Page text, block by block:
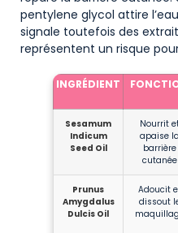
pentylene glycol attire
signale toutefois des
représentent un risque
INGRÉDIENT
Sesamum
Indicum
Seed Oil
Nourrit
apaise la
barrière
cutanée
Prunus
Amygdalus
Dulcis Oil
Adoucit
dissout